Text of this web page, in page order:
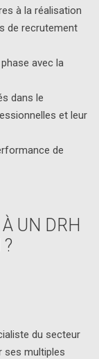
à la réalisation
de recrutement
avec la
dans le
et leur
de
UN DRH
du secteur
ses multiples